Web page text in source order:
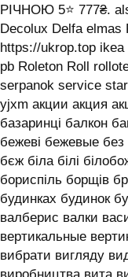
РІЧНОЮ 5⭐ 777₴.
Decolux Delfa
https://ukrop.top
pb Roleton Roll
serpanok service
yjxm акции акция
базаринці балкон
бежеві бежевые
бєж біла білі
бориспіль борщів
будинках будинок
валберис валки
вертикальные
вибрати вигляду